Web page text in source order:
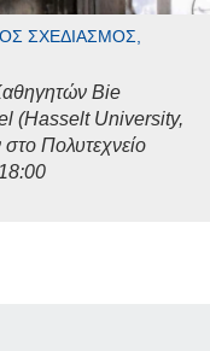
ΣΧΕΔΙΑΣΜΌΣ,
Bie
(Hasselt University,
Πολυτεχνείο